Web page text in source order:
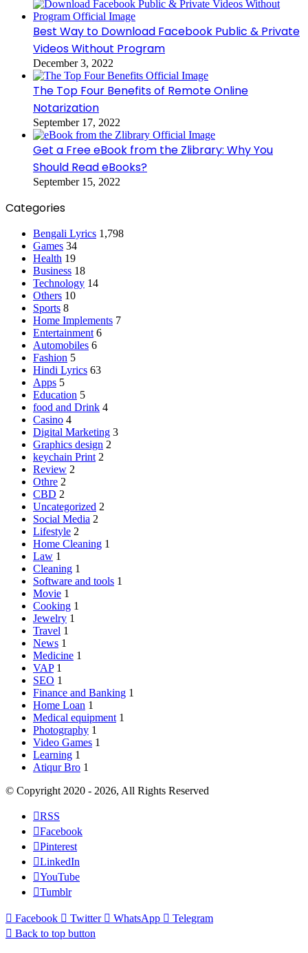
Best Way to Download Facebook Public & Private
Videos Without Program
December 3, 2022
The Top Four Benefits of Remote Online
Notarization
September 17, 2022
Get a Free eBook from the Zlibrary: Why You
Should Read eBooks?
September 15, 2022
Categories
Bengali Lyrics 1,798
Games 34
Health 19
Business 18
Technology 14
Others 10
Sports 8
Home Implements 7
Entertainment 6
Automobiles 6
Fashion 5
Hindi Lyrics 63
Apps 5
Education 5
food and Drink 4
Casino 4
Digital Marketing 3
Graphics design 2
keychain Print 2
Review 2
Othre 2
CBD 2
Uncategorized 2
Social Media 2
Lifestyle 2
Home Cleaning 1
Law 1
Cleaning 1
Software and tools 1
Movie 1
Cooking 1
Jewelry 1
Travel 1
News 1
Medicine 1
VAP 1
SEO 1
Finance and Banking 1
Home Loan 1
Medical equipment 1
Photography 1
Video Games 1
Learning 1
Atiqur Bro 1
© Copyright 2020 - 2026, All Rights Reserved
RSS
Facebook
Pinterest
LinkedIn
YouTube
Tumblr
Facebook Twitter WhatsApp
Telegram
Back to top button